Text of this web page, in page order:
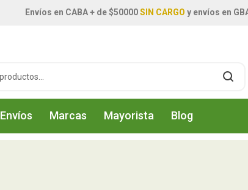
Envíos en CABA + de $50000SIN CARGO y envíos en
Envíos Marcas Mayorista Blog